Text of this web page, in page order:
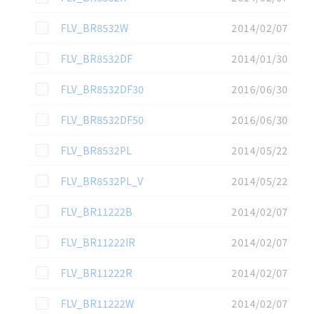
この資料を選択
FLV_BR8532W
2014/02/07
この資料を選択
FLV_BR8532DF
2014/01/30
この資料を選択
FLV_BR8532DF30
2016/06/30
この資料を選択
FLV_BR8532DF50
2016/06/30
この資料を選択
FLV_BR8532PL
2014/05/22
この資料を選択
FLV_BR8532PL_V
2014/05/22
この資料を選択
FLV_BR11222B
2014/02/07
この資料を選択
FLV_BR11222IR
2014/02/07
この資料を選択
FLV_BR11222R
2014/02/07
この資料を選択
FLV_BR11222W 2014/02/07